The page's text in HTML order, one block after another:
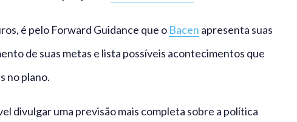
é pelo Forward Guidance que o Bacen apresenta suas
de suas metas e lista possíveis acontecimentos que
no plano.
divulgar uma previsão mais completa sobre a política